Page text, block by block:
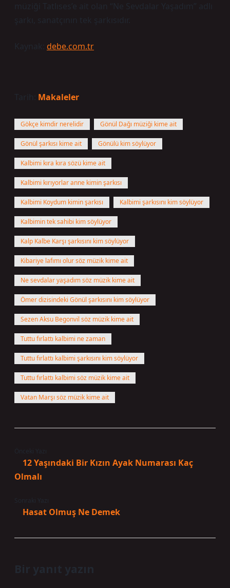
müziği Tatlıses’e ait olan “Ne Sevdalar Yaşadım” adlı
şarkı, sanatçının tek şarkısıdır.
Kaynak: debe.com.tr
Tarih: Makaleler
Gökçe kimdir nerelidir Gönül Dağı müziği kime ait
Gönül şarkısı kime ait Gönülü kim söylüyor
Kalbimi kıra kıra sözü kime ait
Kalbimi kırıyorlar anne kimin şarkısı
Kalbimi Koydum kimin şarkısı Kalbimi şarkısını kim söylüyor
Kalbimin tek sahibi kim söylüyor
Kalp Kalbe Karşı şarkısını kim söylüyor
Kibariye lafımı olur söz müzik kime ait
Ne sevdalar yaşadım söz müzik kime ait
Ömer dizisindeki Gönül şarkısını kim söylüyor
Sezen Aksu Begonvil söz müzik kime ait
Tuttu fırlattı kalbimi ne zaman
Tuttu fırlattı kalbimi şarkısını kim söylüyor
Tuttu fırlattı kalbimi söz müzik kime ait
Vatan Marşı söz müzik kime ait
12 Yaşındaki Bir Kızın Ayak Numarası Kaç
Olmalı
Hasat Olmuş Ne Demek
Bir yanıt yazın